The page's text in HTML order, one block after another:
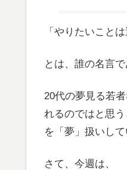
「やりたいこと
とは、誰の名言で
20代の夢見る若
れるのではと思
を「夢」扱いし
さて、今週は、